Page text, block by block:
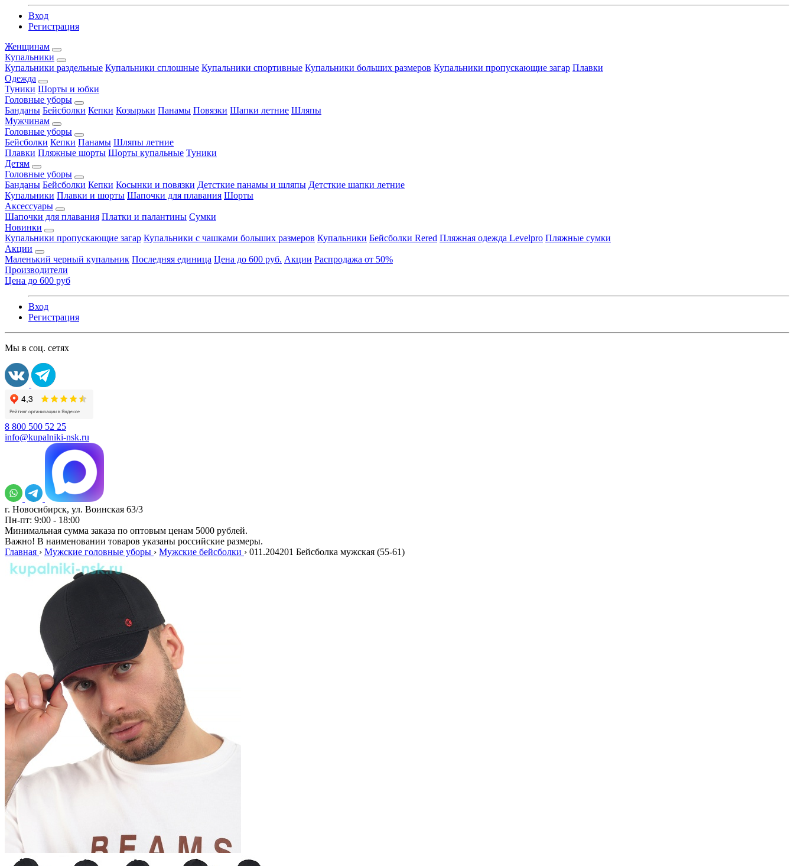
Вход
Регистрация
Женщинам
Купальники
Купальники раздельные Купальники сплошные Купальники спортивные Купальники больших размеров Купальники пропускающие загар Плавки
Одежда
Туники Шорты и юбки
Головные уборы
Банданы Бейсболки Кепки Козырьки Панамы Повязки Шапки летние Шляпы
Мужчинам
Головные уборы
Бейсболки Кепки Панамы Шляпы летние
Плавки Пляжные шорты Шорты купальные Туники
Детям
Головные уборы
Банданы Бейсболки Кепки Косынки и повязки Детсткие панамы и шляпы Детсткие шапки летние
Купальники Плавки и шорты Шапочки для плавания Шорты
Аксессуары
Шапочки для плавания Платки и палантины Сумки
Новинки
Купальники пропускающие загар Купальники с чашками больших размеров Купальники Бейсболки Rered Пляжная одежда Levelpro Пляжные сумки
Акции
Маленький черный купальник Последняя единица Цена до 600 руб. Акции Распродажа от 50%
Производители
Цена до 600 руб
Вход
Регистрация
Мы в соц. сетях
8 800 500 52 25
info@kupalniki-nsk.ru
г. Новосибирск, ул. Воинская 63/3
Пн-пт: 9:00 - 18:00
Минимальная сумма заказа по оптовым ценам 5000 рублей.
Важно! В наименовании товаров указаны российские размеры.
Главная › Мужские головные уборы › Мужские бейсболки › 011.204201 Бейсболка мужская (55-61)